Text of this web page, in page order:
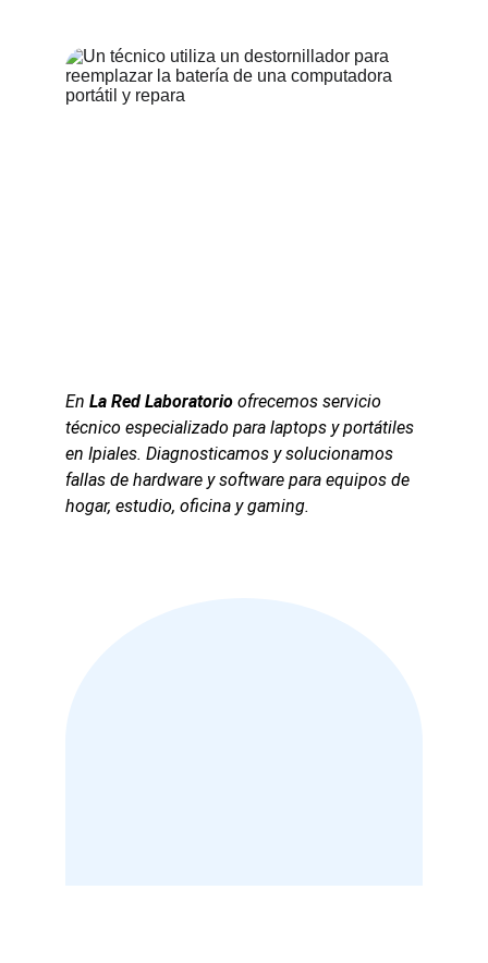
En La Red Laboratorio ofrecemos servicio
técnico especializado para laptops y portátiles
en Ipiales. Diagnosticamos y solucionamos
fallas de hardware y software para equipos de
hogar, estudio, oficina y gaming.